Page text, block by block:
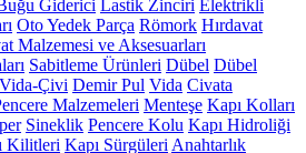
Giderici Lastik Zinciri Elektrikli
Oto Yedek Parça Römork Hırdavat
Malzemesi ve Aksesuarları
Sabitleme Ürünleri Dübel Dübel
Vida-Çivi Demir Pul Vida Civata
Malzemeleri Menteşe Kapı Kolları
Sineklik Pencere Kolu Kapı Hidroliği
Kilitleri Kapı Sürgüleri Anahtarlık